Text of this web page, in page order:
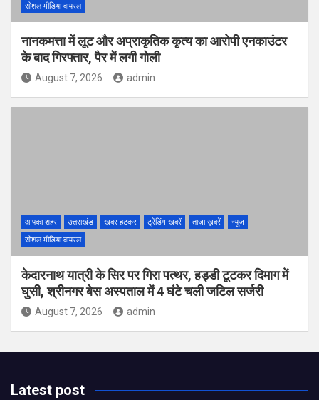
सोशल मीडिया वायरल
नानकमत्ता में लूट और अप्राकृतिक कृत्य का आरोपी एनकाउंटर
के बाद गिरफ्तार, पैर में लगी गोली
August 7, 2026 admin
आपका शहर उत्तराखंड खबर हटकर ट्रेंडिंग खबरें ताज़ा ख़बरें
न्यूज़
सोशल मीडिया वायरल
केदारनाथ यात्री के सिर पर गिरा पत्थर, हड्डी टूटकर दिमाग में
घुसी, श्रीनगर बेस अस्पताल में 4 घंटे चली जटिल सर्जरी
August 7, 2026 admin
Latest post